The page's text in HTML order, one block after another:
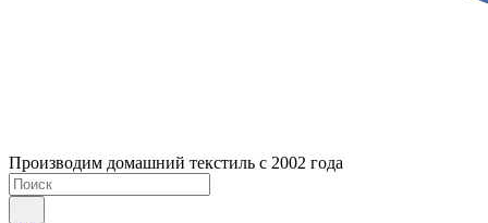
Производим домашний текстиль с 2002 года